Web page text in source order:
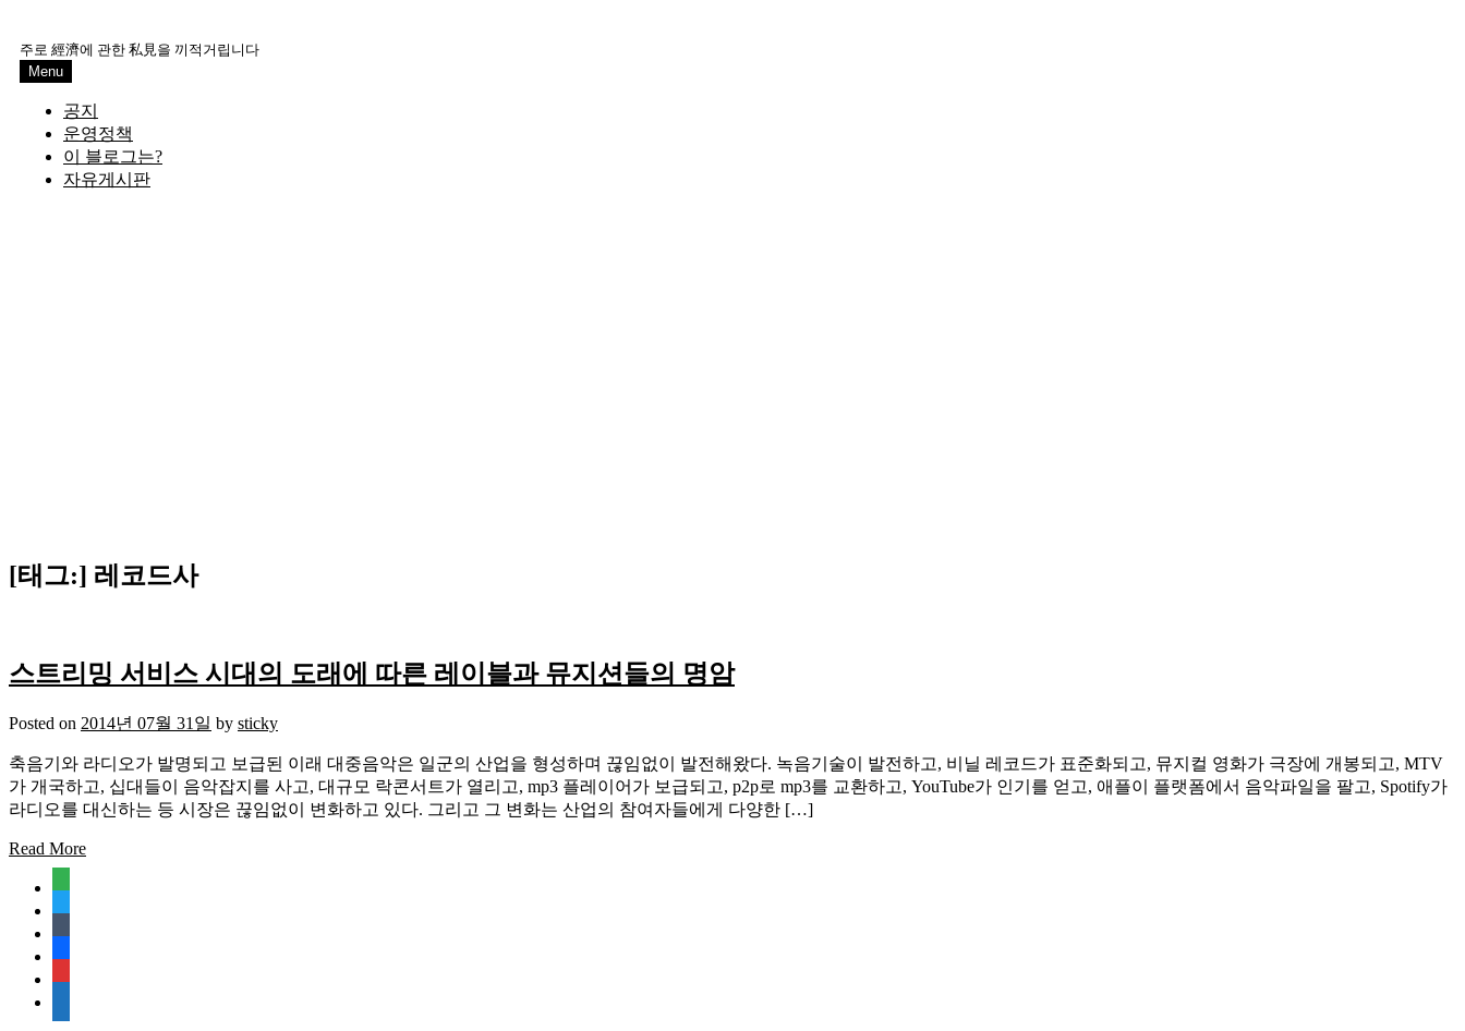
content
주로 經濟에 관한 私見을 끼적거립니다
Menu
공지
운영정책
이 블로그는?
자유게시판
[태그:] 레코드사
스트리밍 서비스 시대의 도래에 따른 레이블과 뮤지션들의 명암
Posted on 2014년 07월 31일 by sticky
축음기와 라디오가 발명되고 보급된 이래 대중음악은 일군의 산업을 형성하며 끊임없이 발전해왔다. 녹음기술이 발전하고, 비닐 레코드가 표준화되고, 뮤지컬 영화가 극장에 개봉되고, MTV
가 개국하고, 십대들이 음악잡지를 사고, 대규모 락콘서트가 열리고, mp3 플레이어가 보급되고, p2p로 mp3를 교환하고, YouTube가 인기를 얻고, 애플이 플랫폼에서 음악파일을 팔고, Spotify가
라디오를 대신하는 등 시장은 끊임없이 변화하고 있다. 그리고 그 변화는 산업의 참여자들에게 다양한 […]
Read More
document